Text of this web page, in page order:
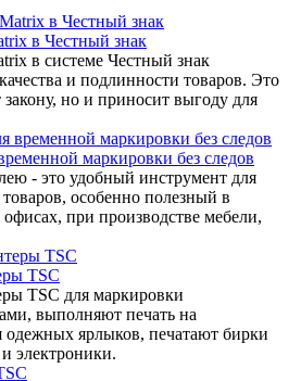
в Честный знак
в системе Честный знак
и подлинности товаров. Это
закону, но и приносит выгоду для
маркировки без следов
- это удобный инструмент для
особенно полезный в
при производстве мебели,
TSC
TSC для маркировки
выполняют печать на
одежных ярлыков, печатают бирки
электроники.